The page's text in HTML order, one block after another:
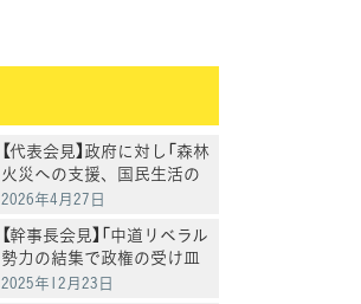
【代表会見】政府に対し「森林
火災への支援、国民生活の
ための補正予算編成、平和
代表
2026年4月27日
【幹事長会見】「中道リベラル
勢力の結集で政権の受け皿
を」安住淳幹事長
2025年12月23日